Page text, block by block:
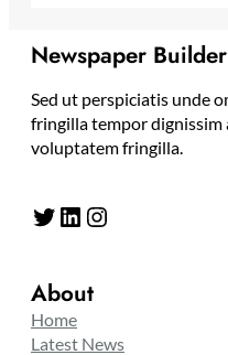
Newspaper Builder
Sed ut perspiciatis unde
fringilla tempor dignissim
voluptatem fringilla.
Twitter LinkedIn Instagram
About
Home
Latest News